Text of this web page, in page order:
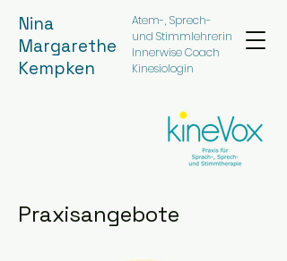
Nina
Margarethe
Kempken
Atem-, Sprech-
und Stimmlehrerin
Innerwise Coach
Kinesiologin
Praxisangebote